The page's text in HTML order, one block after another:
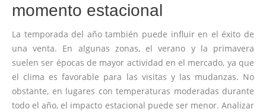
momento estacional
La temporada del año también puede influir en el éxito de
una venta. En algunas zonas, el verano y la primavera
suelen ser épocas de mayor actividad en el mercado, ya que
el clima es favorable para las visitas y las mudanzas. No
obstante, en lugares con temperaturas moderadas durante
todo el año, el impacto estacional puede ser menor. Analizar